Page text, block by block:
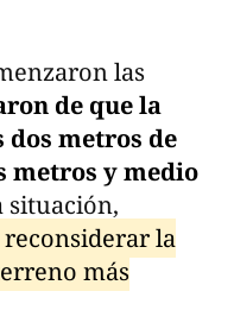
las
de que la
dos metros de
metros y medio
situación,
la
más